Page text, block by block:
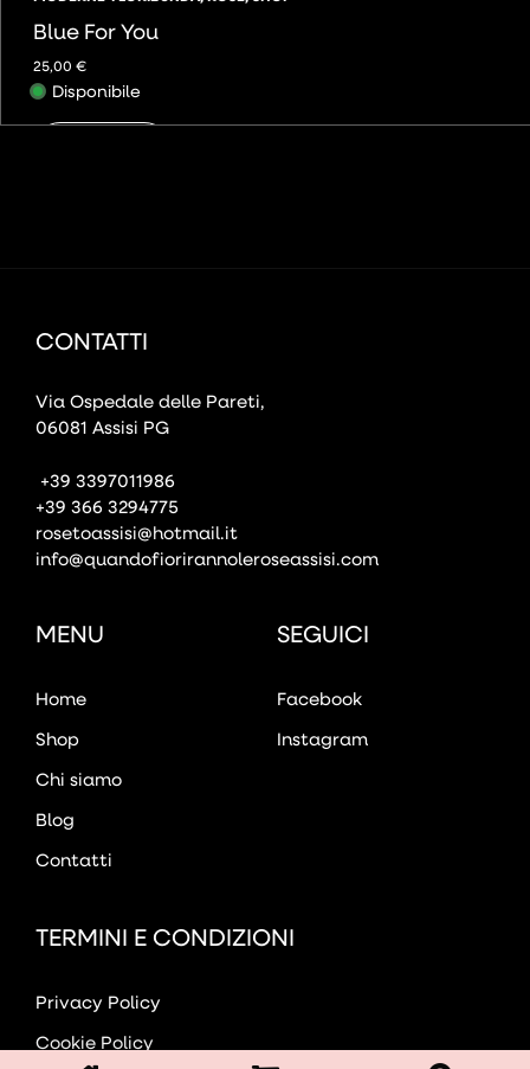
Blue For You
25,00 €
Disponibile
CONTATTI
Via Ospedale delle Pareti,
06081 Assisi PG
+39 3397011986
+39 366 3294775
rosetoassisi@hotmail.it
info@quandofiorirannoleroseassisi.com
MENU
Home
Shop
Chi siamo
Blog
Contatti
SEGUICI
Facebook
Instagram
TERMINI E CONDIZIONI
Privacy Policy
Cookie Policy